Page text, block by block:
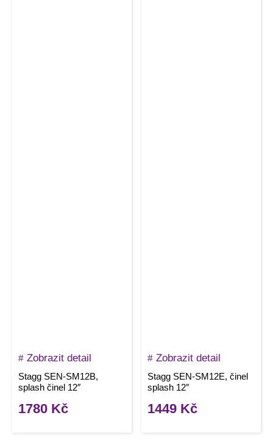
Zobrazit detail
Stagg SEN-SM12B,
splash činel 12″
1780 Kč
Zobrazit detail
Stagg SEN-SM12E, činel
splash 12″
1449 Kč